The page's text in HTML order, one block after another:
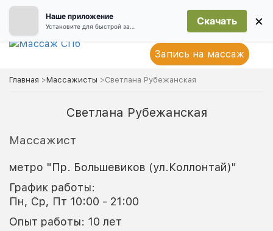
Запись на массаж
Главная >Массажисты >Светлана Рубежанская
Светлана Рубежанская
Массажист
метро "Пр. Большевиков (ул.Коллонтай)"
График работы:
Пн, Ср, Пт 10:00 - 21:00
Опыт работы: 10 лет
Наше приложение Скачать ×